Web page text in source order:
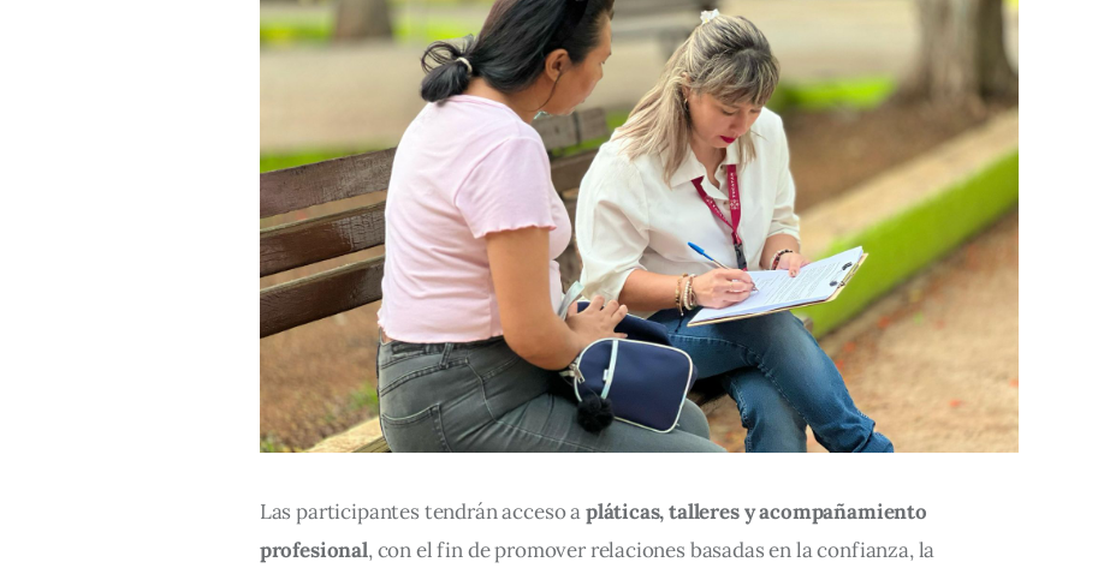
Las participantes tendrán acceso a pláticas, talleres y acompañamiento
profesional, con el fin de promover relaciones basadas en la confianza, la